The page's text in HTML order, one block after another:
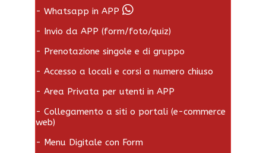
- Whatsapp in APP
- Invio da APP (form/foto/quiz)
- Prenotazione singole e di gruppo
- Accesso a locali e corsi a numero chiuso
- Area Privata per utenti in APP
- Collegamento a siti o portali (e-commerce
web)
- Menu Digitale con Form